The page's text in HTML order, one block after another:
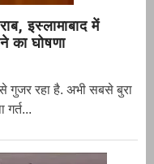
इस्लामाबाद में
का घोषणा
से गुजर रहा है. अभी सबसे बुरा
गर्त...